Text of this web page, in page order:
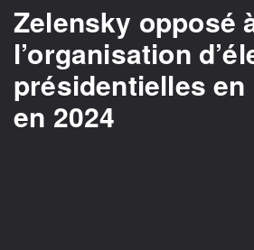
Zelensky opposé
l’organisation
présidentielles en
en 2024